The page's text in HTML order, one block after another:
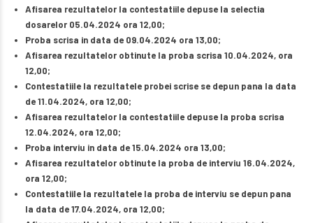
Afisarea rezultatelor la contestatiile depuse la selectia
dosarelor 05.04.2024 ora 12,00;
Proba scrisa in data de 09.04.2024 ora 13,00;
Afisarea rezultatelor obtinute la proba scrisa 10.04.2024, ora
12,00;
Contestatiile la rezultatele probei scrise se depun pana la data
de 11.04.2024, ora 12,00;
Afisarea rezultatelor la contestatiile depuse la proba scrisa
12.04.2024, ora 12,00;
Proba interviu in data de 15.04.2024 ora 13,00;
Afisarea rezultatelor obtinute la proba de interviu 16.04.2024,
ora 12,00;
Contestatiile la rezultatele la proba de interviu se depun pana
la data de 17.04.2024, ora 12,00;